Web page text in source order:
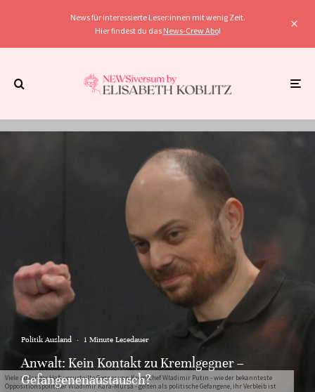
News für interessierte Leser:innen mit wenig Zeit.
Hier findest du das News-Crew Abo!
Viele zu langer Haft verurteilte Gegner von Kremlchef Wladimir Putin - wie der bekannteste
Oppositionspolitiker Wladimir Kara-Mursa - gelten als politische Gefangene, ihr Verbleib ist
Politik Ausland · 1 Minute Lesedauer
Anwalt: Kein Kontakt zu Kremlgegner –
Gefangenenaustausch?